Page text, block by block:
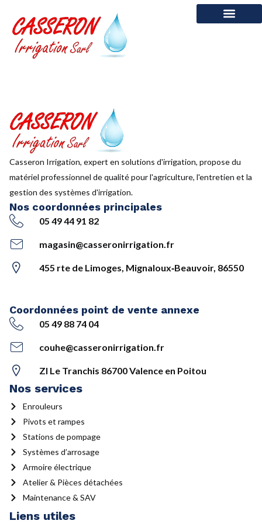
principal
Casseron Irrigation, expert en solutions d'irrigation, propose du
matériel professionnel de qualité pour l'agriculture, l'entretien et la
gestion des systèmes d'irrigation.
Nos coordonnées principales
05 49 44 91 82
magasin@casseronirrigation.fr
455 rte de Limoges, Mignaloux‑Beauvoir, 86550
Coordonnées point de vente annexe
05 49 88 74 04
couhe@casseronirrigation.fr
ZI Le Tranchis 86700 Valence en Poitou
Nos services
Enrouleurs
Pivots et rampes
Stations de pompage
Systèmes d’arrosage
Armoire électrique
Atelier & Pièces détachées
Maintenance & SAV
Liens utiles